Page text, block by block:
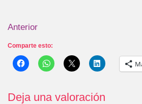
Anterior
Comparte esto:
Deja una valoración